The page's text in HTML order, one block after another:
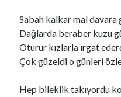
Ara
Sabah kalkar mal davara
Dağlarda beraber kuzu
Oturur kızlarla ırgat
Çok güzeldi o günleri
Hep bileklik takıyordu